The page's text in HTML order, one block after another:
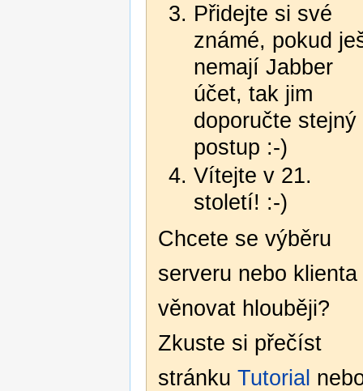
Přidejte si své
známé, pokud
nemají Jabber
účet, tak jim
doporučte stejný
postup :-)
Vítejte v 21.
století! :-)
Chcete se výběru
serveru nebo klienta
věnovat hlouběji?
Zkuste si přečíst
stránku Tutorial